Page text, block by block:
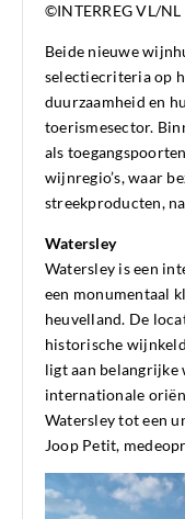
©INTERREG VL/
Beide nieuwe
selectiecriteria op
duurzaamheid en
toerismesector.
als
wijnregio’s, waar
streekproducten,
Watersley
Watersley is een
een monumentaal
heuvelland. De
historische
ligt aan belangrijke
internationale
Watersley tot een
Joop Petit,